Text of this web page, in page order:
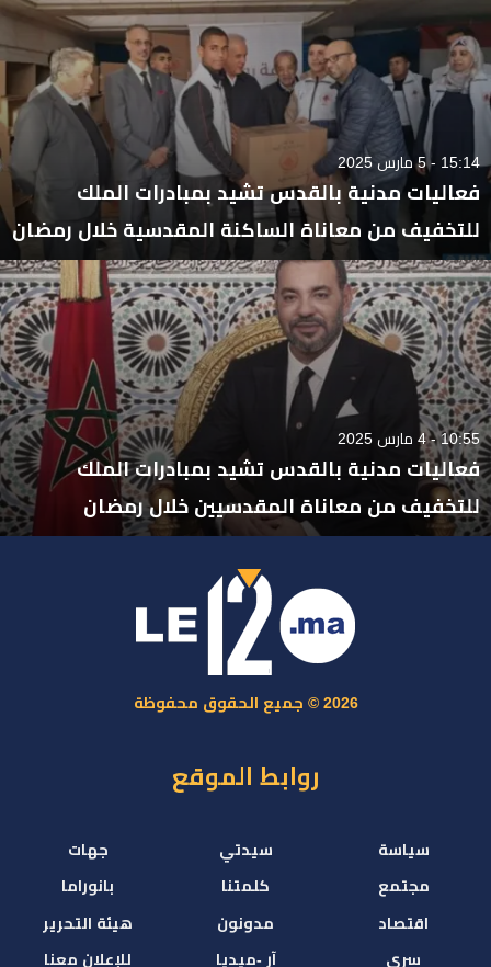
15:14 - 5 مارس 2025
فعاليات مدنية بالقدس تشيد بمبادرات الملك
للتخفيف من معاناة الساكنة المقدسية خلال رمضان
10:55 - 4 مارس 2025
فعاليات مدنية بالقدس تشيد بمبادرات الملك
للتخفيف من معاناة المقدسيين خلال رمضان
2026 © جميع الحقوق محفوظة
روابط الموقع
سياسة
مجتمع
اقتصاد
سري
سيدتي
كلمتنا
مدونون
آر -ميديا
جهات
بانوراما
هيئة التحرير
للإعلان معنا